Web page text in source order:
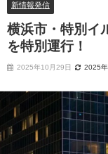
新情報発信
横浜市・特別イ
を特別運行！
2025年10月29日 2025